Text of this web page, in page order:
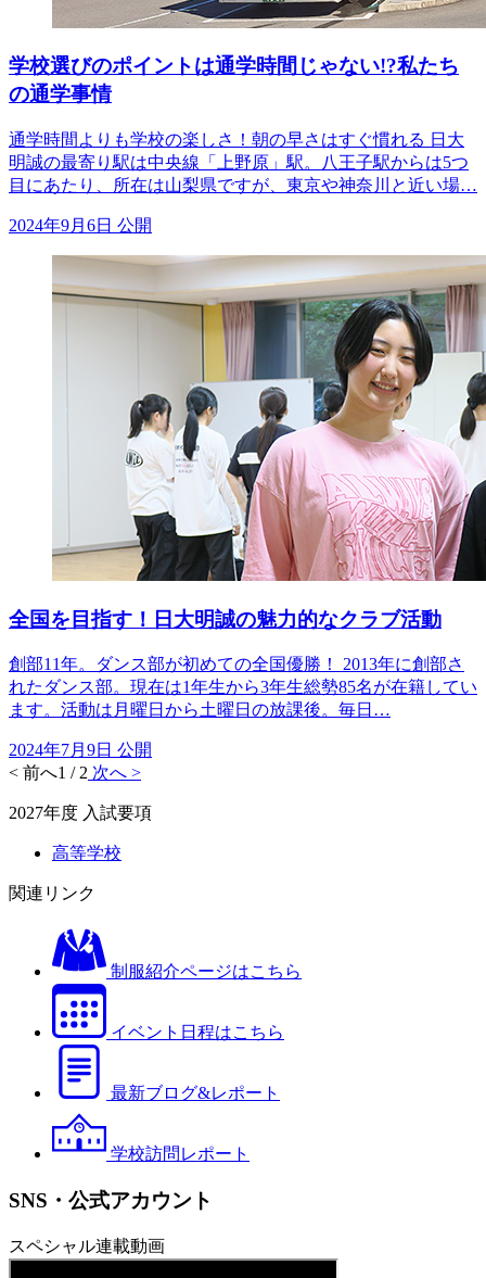
学校選びのポイントは通学時間じゃない!?私たち
の通学事情
通学時間よりも学校の楽しさ！朝の早さはすぐ慣れる 日大
明誠の最寄り駅は中央線「上野原」駅。八王子駅からは5つ
目にあたり、所在は山梨県ですが、東京や神奈川と近い場…
2024年9月6日 公開
全国を目指す！日大明誠の魅力的なクラブ活動
創部11年。ダンス部が初めての全国優勝！ 2013年に創部さ
れたダンス部。現在は1年生から3年生総勢85名が在籍してい
ます。活動は月曜日から土曜日の放課後。毎日…
2024年7月9日 公開
< 前へ1 / 2 次へ >
2027年度 入試要項
高等学校
関連リンク
制服紹介ページはこちら
イベント日程はこちら
最新ブログ&レポート
学校訪問レポート
SNS・公式アカウント
スペシャル連載動画